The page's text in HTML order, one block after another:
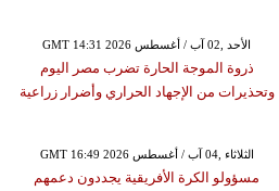
GMT 14:31 2026 الأحد ,02 آب / أغسطس
ذروة الموجة الحارة تضرب مصر اليوم
وتحذيرات من الإجهاد الحراري وأضرار زراعية
GMT 16:49 2026 الثلاثاء ,04 آب / أغسطس
مسؤولو الكرة الأفريقية يجددون دعمهم